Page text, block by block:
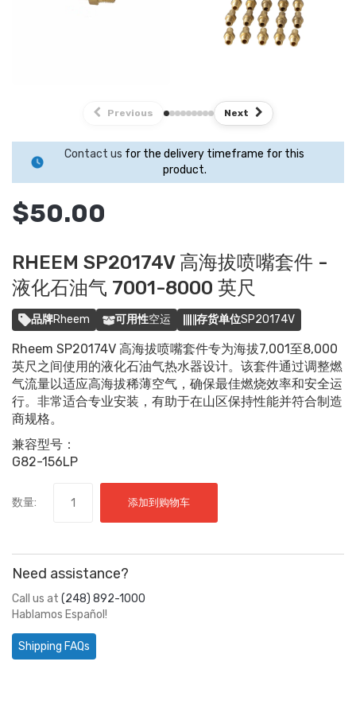
Previous Next
Contact us for the delivery timeframe for this
product.
$50.00
RHEEM SP20174V 高海拔喷嘴套件 -
液化石油气 7001-8000 英尺
品牌Rheem 可用性空运 存货单位SP20174V
Rheem SP20174V 高海拔喷嘴套件专为海拔7,001至8,000
英尺之间使用的液化石油气热水器设计。该套件通过调整燃
气流量以适应高海拔稀薄空气，确保最佳燃烧效率和安全运
行。非常适合专业安装，有助于在山区保持性能并符合制造
商规格。
兼容型号：
G82-156LP
数量: 添加到购物车
Need assistance?
Call us at (248) 892-1000
Hablamos Español!
Shipping FAQs